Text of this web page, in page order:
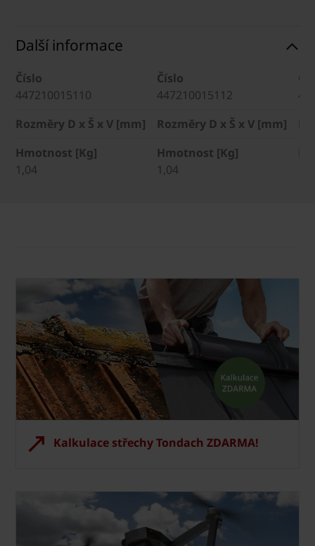
Další informace
Číslo
447210015110
Číslo
447210015112
Rozměry D x Š x V [mm]
Rozměry D x Š x V [mm]
Hmotnost [Kg]
1,04
Hmotnost [Kg]
1,04
Kalkulace střechy Tondach ZDARMA!